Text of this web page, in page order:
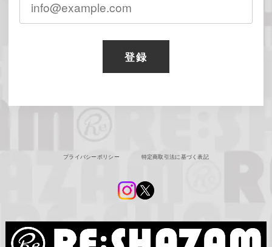
登録
プライバシーポリシー 特定商取引法に基づく表記